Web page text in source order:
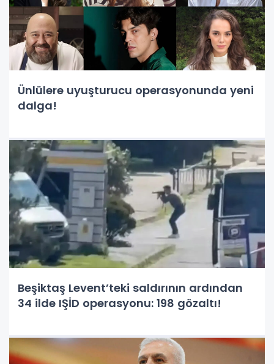
Ünlülere uyuşturucu operasyonunda yeni
dalga!
Beşiktaş Levent’teki saldırının ardından
34 ilde IŞİD operasyonu: 198 gözaltı!